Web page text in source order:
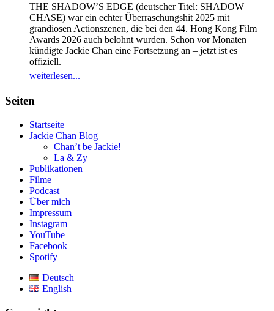
THE SHADOW’S EDGE (deutscher Titel: SHADOW
CHASE) war ein echter Überraschungshit 2025 mit
grandiosen Actionszenen, die bei den 44. Hong Kong Film
Awards 2026 auch belohnt wurden. Schon vor Monaten
kündigte Jackie Chan eine Fortsetzung an – jetzt ist es
offiziell.
weiterlesen...
Seiten
Startseite
Jackie Chan Blog
Chan’t be Jackie!
La & Zy
Publikationen
Filme
Podcast
Über mich
Impressum
Instagram
YouTube
Facebook
Spotify
Deutsch
English